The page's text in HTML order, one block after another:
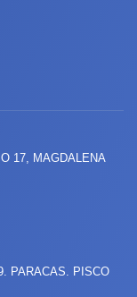
17, MAGDALENA
PARACAS. PISCO